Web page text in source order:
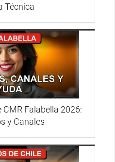
Técnica
Falabella 2026:
y Canales